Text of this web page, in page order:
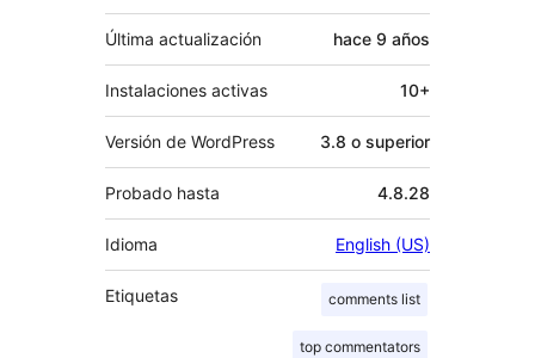
Última actualización hace 9 años
Instalaciones activas 10+
Versión de WordPress 3.8 o superior
Probado hasta 4.8.28
Idioma English (US)
Etiquetas comments list
top commentators